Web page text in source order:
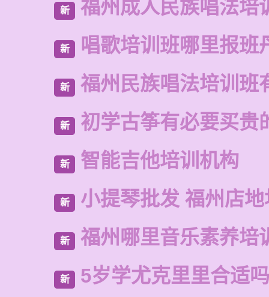
新 福州成人民族唱法培
新 唱歌培训班哪里报班
新 福州民族唱法培训班
新 初学古筝有必要买贵
新 智能吉他培训机构
新 小提琴批发 福州店地
新 福州哪里音乐素养培
新 5岁学尤克里里合适吗